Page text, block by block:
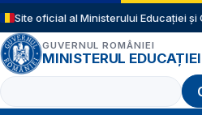
Sari la conținutul principal
Site oficial al Ministerului Educației și
GUVERNUL ROMÂNIEI
MINISTERUL
Caută